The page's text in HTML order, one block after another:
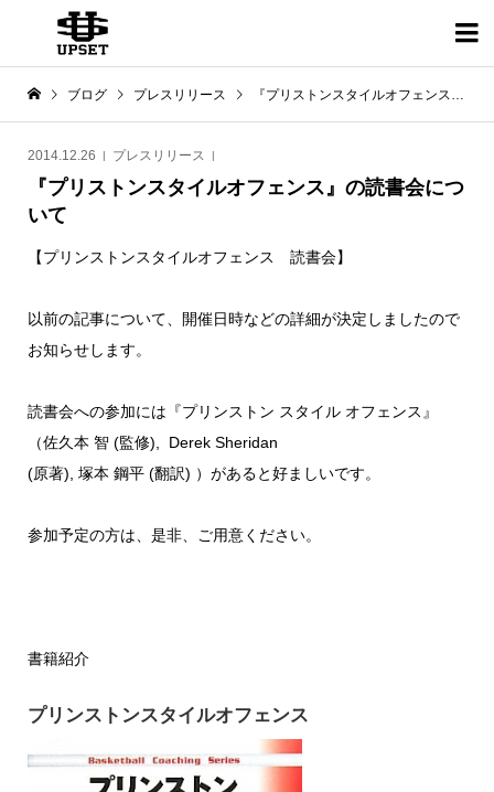

ブログ プレスリリース 『プリストンスタイルオフェンス』の読書会について
2014.12.26 プレスリリース
『プリストンスタイルオフェンス』の読書会につ
いて
【プリンストンスタイルオフェンス 読書会】
以前の記事について、開催日時などの詳細が決定しましたので
お知らせします。
読書会への参加には『プリンストン スタイル オフェンス』
（佐久本 智 (監修), Derek Sheridan
(原著), 塚本 鋼平 (翻訳) ）があると好ましいです。
参加予定の方は、是非、ご用意ください。
書籍紹介
プリンストンスタイルオフェンス